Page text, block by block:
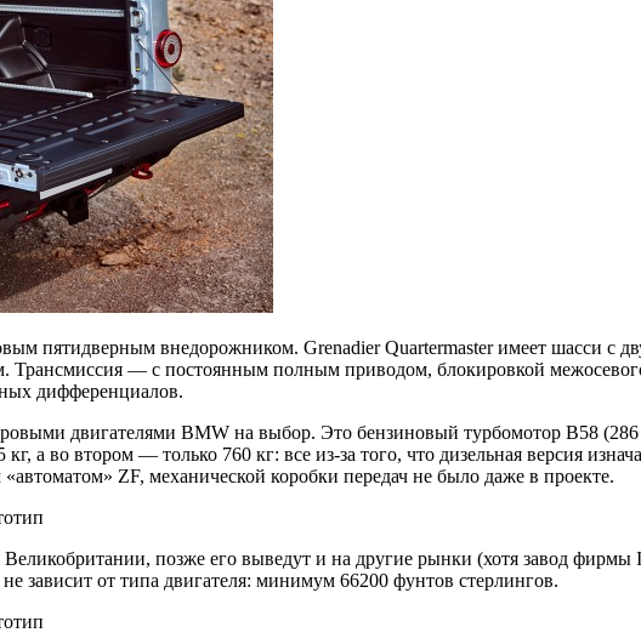
пятидверным внедорожником. Grenadier Quartermaster имеет шасси с
— с постоянным полным приводом, блокировкой
дифференциалов.
двигателями BMW на выбор. Это бензиновый турбомотор B58
а во втором — только 760 кг: все из-за того, что дизельная версия
ZF, механической коробки передач не было даже в проекте.
Великобритании, позже его выведут и на другие рынки (хотя завод
зависит от типа двигателя: минимум 66200 фунтов стерлингов.